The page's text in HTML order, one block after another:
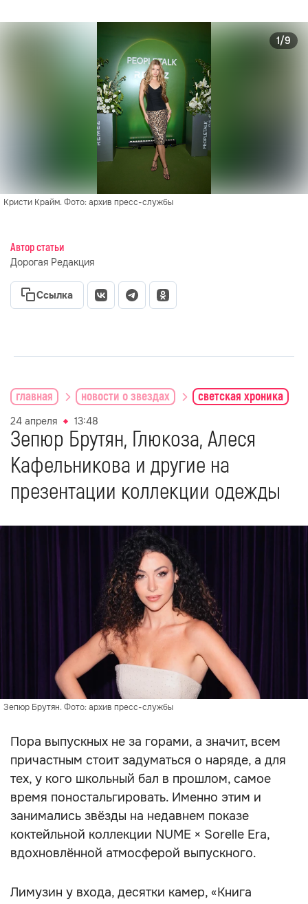
Кристи Крайм. Фото: архив пресс-службы
1/9
Автор статьи
Дорогая Редакция
Ссылка
главная новости о звездах светская хроника
24 апреля 13:48
Зепюр Брутян, Глюкоза, Алеся
Кафельникова и другие на
презентации коллекции одежды
Зепюр Брутян. Фото: архив пресс-службы
Пора выпускных не за горами, а значит, всем
причастным стоит задуматься о наряде, а для
тех, у кого школьный бал в прошлом, самое
время поностальгировать. Именно этим и
занимались звёзды на недавнем показе
коктейльной коллекции NUME × Sorelle Era,
вдохновлённой атмосферой выпускного.
Лимузин у входа, десятки камер, «Книга